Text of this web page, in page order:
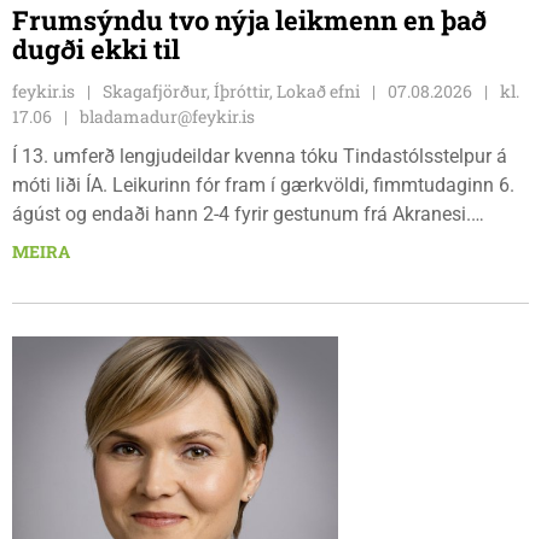
Frumsýndu tvo nýja leikmenn en það
dugði ekki til
feykir.is Skagafjörður, Íþróttir, Lokað efni 07.08.2026
kl.
17.06
bladamadur@feykir.is
Í 13. umferð lengjudeildar kvenna tóku Tindastólsstelpur á
móti liði ÍA. Leikurinn fór fram í gærkvöldi, fimmtudaginn 6.
ágúst og endaði hann 2-4 fyrir gestunum frá Akranesi.
Tindastólsliðið frumsýndi tvo nýja leikmenn en þær dönsku
tvíburar.
MEIRA